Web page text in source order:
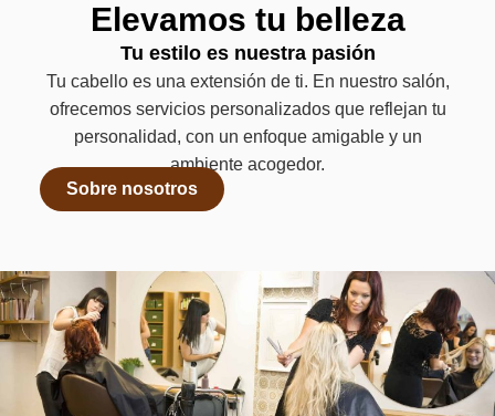
Elevamos tu belleza
Tu estilo es nuestra pasión
Tu cabello es una extensión de ti. En nuestro salón,
ofrecemos servicios personalizados que reflejan tu
personalidad, con un enfoque amigable y un
ambiente acogedor.
Sobre nosotros